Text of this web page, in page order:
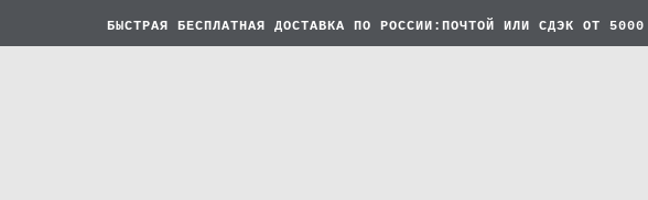
БЫСТРАЯ БЕСПЛАТНАЯ ДОСТАВКА ПО РОССИИ:ПОЧТОЙ ИЛИ СДЭК ОТ